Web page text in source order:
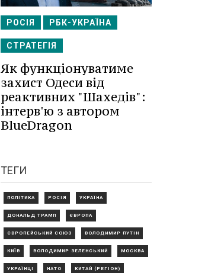
РОСІЯ РБК-УКРАЇНА
СТРАТЕГІЯ
Як функціонуватиме
захист Одеси від
реактивних "Шахедів":
інтерв'ю з автором
BlueDragon
ТЕГИ
ПОЛІТИКА РОСІЯ УКРАЇНА
ДОНАЛЬД ТРАМП ЄВРОПА
ЄВРОПЕЙСЬКИЙ СОЮЗ ВОЛОДИМИР ПУТІН
КИЇВ ВОЛОДИМИР ЗЕЛЕНСЬКИЙ МОСКВА
УКРАЇНЦІ НАТО КИТАЙ (РЕГІОН)